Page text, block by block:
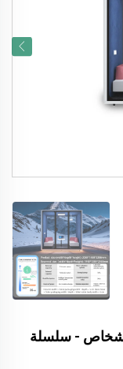
أشخاص - سلسلة